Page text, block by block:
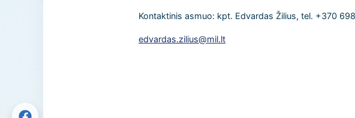
Kontaktinis asmuo: kpt. Edvardas Žilius, tel. +370
edvardas.zilius@mil.lt